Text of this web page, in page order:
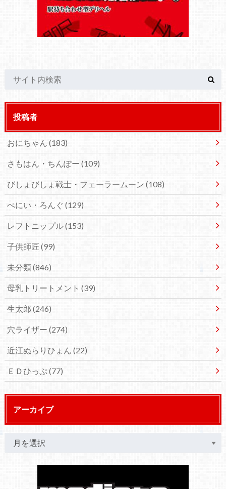
投稿者
おにちゃん (183)
さもはん・ちんぽー (109)
びしょびしょ戦士・フェーラームーン (108)
ぺにい・ろんぐ (129)
レフトニップル(153)
子供師匠 (99)
未分類(846)
母乳トリートメント (39)
生太郎 (246)
穴ライザー (274)
近江ぬらりひょん (22)
ＥＤひっぷ(77)
アーカイブ